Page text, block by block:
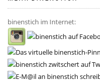
binenstich im Internet: